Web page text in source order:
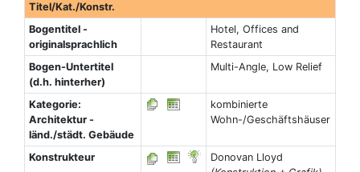
Titel/Kat./Konstr.
Bogentitel -
originalsprachlich
Hotel, Offices and
Restaurant
Bogen-Untertitel
(d.h. hinterher)
Multi-Angle, Low Relief
Kategorie:
Architektur -
länd./städt. Gebäude
kombinierte
Wohn-/Geschäftshäuser
Konstrukteur
Donovan Lloyd